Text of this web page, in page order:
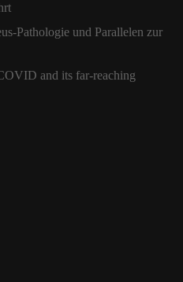
Pathologie und Parallelen zur
and its far-reaching